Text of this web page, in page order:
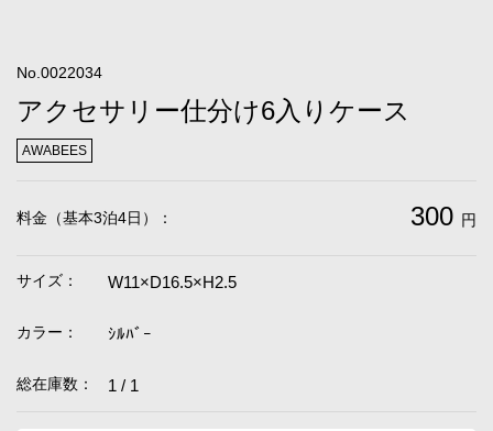
No.0022034
アクセサリー仕分け6入りケース
AWABEES
料金（基本3泊4日）： 300 円
サイズ： W11×D16.5×H2.5
カラー： ｼﾙﾊﾞｰ
総在庫数： 1 / 1